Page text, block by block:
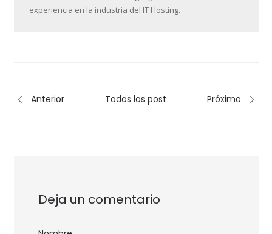
experiencia en la industria del IT Hosting.
Anterior Todos los post Próximo
Deja un comentario